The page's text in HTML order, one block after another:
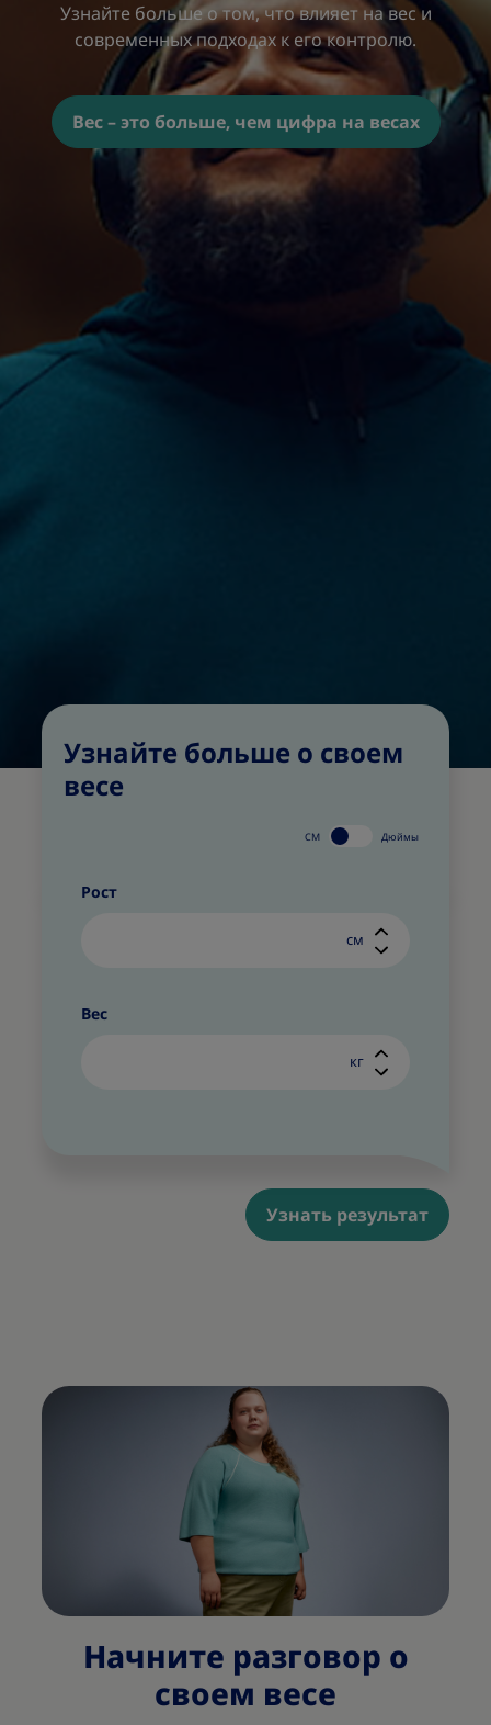
Узнайте больше о том, что влияет на вес и
современных подходах к его контролю.
Вес – это больше, чем цифра на весах
Узнайте больше о своем
весе
СМ Дюймы
Рост
см
Вес
кг
Узнать результат
Начните разговор о
своем весе